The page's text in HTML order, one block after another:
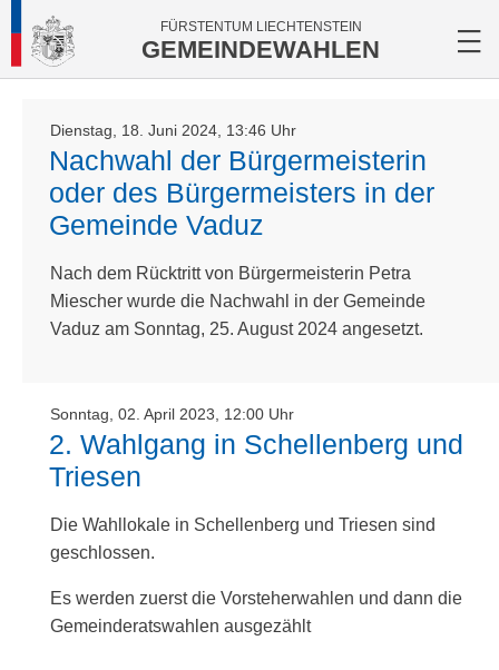
FÜRSTENTUM LIECHTENSTEIN
GEMEINDEWAHLEN
Dienstag, 18. Juni 2024, 13:46 Uhr
Nachwahl der Bürgermeisterin
oder des Bürgermeisters in der
Gemeinde Vaduz
Nach dem Rücktritt von Bürgermeisterin Petra
Miescher wurde die Nachwahl in der Gemeinde
Vaduz am Sonntag, 25. August 2024 angesetzt.
Sonntag, 02. April 2023, 12:00 Uhr
2. Wahlgang in Schellenberg und
Triesen
Die Wahllokale in Schellenberg und Triesen sind
geschlossen.
Es werden zuerst die Vorsteherwahlen und dann die
Gemeinderatswahlen ausgezählt